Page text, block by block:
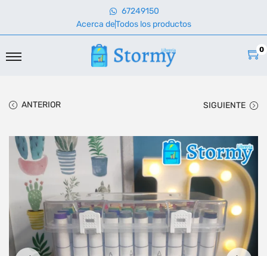
67249150
Acerca deTodos los productos
0
ANTERIOR SIGUIENTE